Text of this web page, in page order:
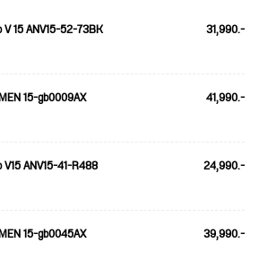
15 ANV15-52-73BK 31,990.-
15-gb0009AX 41,990.-
ANV15-41-R488 24,990.-
15-gb0045AX 39,990.-